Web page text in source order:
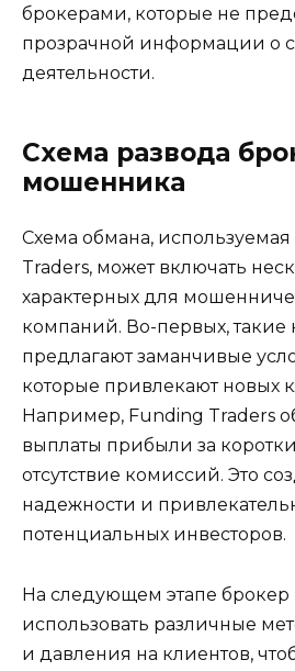
брокерами, которые не
прозрачной информации о
деятельности.
Схема развода
мошенника
Схема обмана,
Traders, может включать
характерных для
компаний. Во-первых, такие
предлагают заманчивые
которые привлекают новых
Например, Funding Traders
выплаты прибыли за
отсутствие комиссий. Это
надежности и
потенциальных инвесторов.
На следующем этапе брокер
использовать различные
и давления на клиентов,